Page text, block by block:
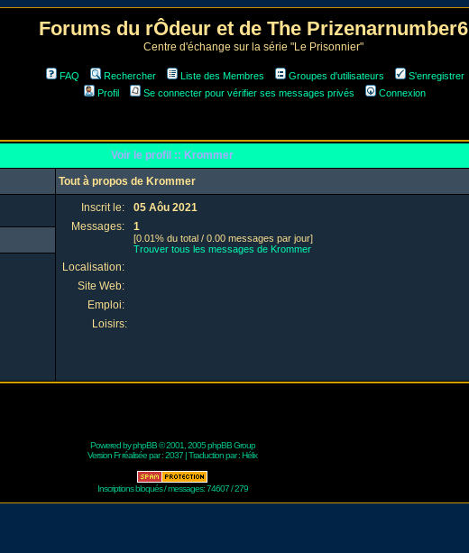
Forums du rÔdeur et de The Prizenarnumber6
Centre d'échange sur la série "Le Prisonnier"
FAQ Rechercher Liste des Membres Groupes d'utilisateurs
S'enregistrer
Profil
Se connecter pour vérifier ses messages privés Connexion
Voir le profil :: Krommer
Tout à propos de Krommer
Inscrit le:
05 Aôu 2021
Messages:
1
[0.01% du total / 0.00 messages par jour]
Trouver tous les messages de Krommer
Localisation:
Site Web:
Emploi:
Loisirs:
Powered byphpBB© 2001, 2005 phpBB Group
Version Fr réalisée par :2037 | Traduction par :Hélix
Inscriptions bloqués / messages: 74607 / 279